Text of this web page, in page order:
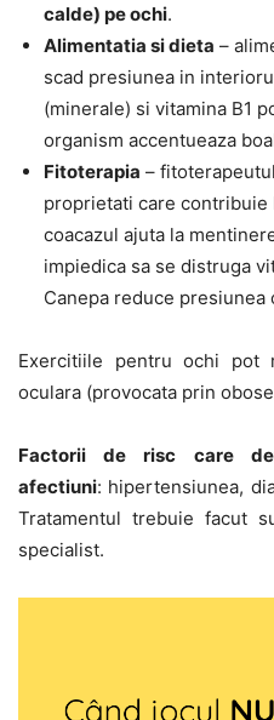
calde) pe ochi.
Alimentatia si dieta –
scad presiunea in
(minerale) si vitamina B1
organism accentueaza
Fitoterapia –
proprietati care contribuie
coacazul ajuta la
impiedica sa se distruga
Canepa reduce presiunea
Exercitiile pentru ochi pot
oculara (provocata prin
Factorii de risc care
afectiuni: hipertensiunea,
Tratamentul trebuie facut
specialist.